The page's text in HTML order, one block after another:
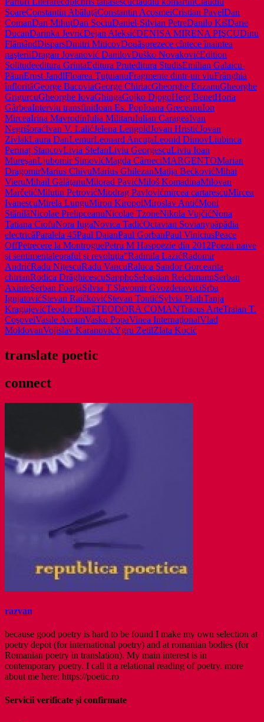
SoareConstantin AbăluţăConstantin AcosmeiCristian PavelDan
ComanDan MihuţDan SociuDaniel-Silvian PetreDanilo KišDarie
DucanDarinka JevrićDejan AleksićDENISA MIRENA PIŞCUDinu
FlămândDisparsDmitri MiticovDouăsprezece cîntece înaintea
naşteriiDragan Jovanović DanilovDuško NovakovićEdition
Solitudeeditura GrintaEditura Pruteditura StudisEmilian Galaicu-
PăunErnst JandlFloarea ŢuţuianuFragmente dintr-un viuFrânghia
înflorităGeorge BacoviaGeorge ChiriacGheorghe ErizanuGheorghe
GrigurcuGheorghe IovaGhingaGojko DjogoHerg BenetHoria
GârbeaInterviu transfinitIoan Es. PopIoana GreceanuIon
MirceaIrina MavrodinIulia MilitaruIulian CarageaIvan
NegrišoraćIvan V. LalićJelena LengoldJovan HristićJovan
ZivlakLaura DanLemurLeonard AncuţaLeonid DimovLiubinca
Perinaț StancovLivia StefanLiviu GeorgescuLiviu Ioan
MureşanLjubomir SimovićMagda CârneciMARGENTOMarian
DragomirMarius ChivuMarius GhilezanMatija BećkovićMihai
VieruMihail GălăţanuMilorad PavićMiloš KomadinaMilovan
MarčetićMilutin PetrovićMiodrag Pavlovićmircea cartarescuMircea
IvanescuMirela LunguMiron KiropolMiroslav AntićMoni
StănilăNicolae PrelipceanuNicolae TzoneNikola VujčićNona
Tatiana CiofuNora IugaNovica TadićOctavian Sovianypăpădia
electricăParalela 45Paul DaianPaul GorbanPaul ViniciusPeace
OffPetrecere la MontroguePetru M Haspoezie din 2012Poezii naive
şi sentimentalepraful şi revoluţia”Radmila LazićRadomir
AndrićRadu NiţescuRadu VancuRaluca Sandor Gorcearita
chirianRodica DrăghicescuSapphoSebastian ReichmannŞerban
AxinteŞerban FoarţăSilvia T.Slavomir GvozdenoviciSrba
IgnjatovićStevan RaičkovićStevan TontićSylvia PlathTanja
KragujevićTeodor DunăTEODORA COMANTracus ArteTraian T.
CoşoveiVasile AvramVasko PopaVinea InternaţionalVlad
MoldovanVojislav KaranovićYgru ZetilZlata Kocić
translate poetic
connect
razvan
because good poetry is hard to be found I make my own selection at
poetry depot (for international poetry) and at romanian bodies (for
Romanian poetry in translation). My main interest is in
contemporary poetry. I call it a relational reading of poetry. more
about me here: https://poetic.ro
Servicii verificate și confirmate